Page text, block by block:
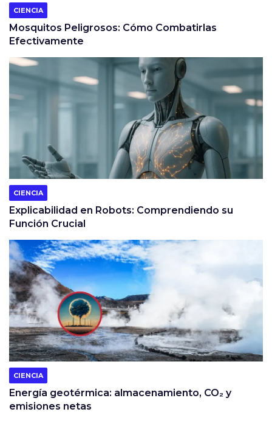
CIENCIA
Mosquitos Peligrosos: Cómo Combatirlas
Efectivamente
CIENCIA
Explicabilidad en Robots: Comprendiendo su
Función Crucial
CIENCIA
Energía geotérmica: almacenamiento, CO₂ y
emisiones netas